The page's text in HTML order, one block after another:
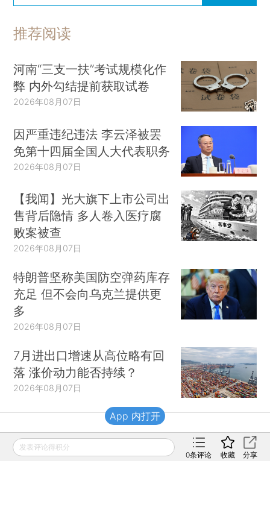
推荐阅读
河南“三支一扶”考试规模化作
弊 内外勾结提前获取试卷
2026年08月07日
因严重违纪违法 李云泽被罢
免第十四届全国人大代表职务
2026年08月07日
【我闻】光大旗下上市公司出
售背后隐情 多人卷入医疗腐
败案被查
2026年08月07日
特朗普坚称美国防空弹药库存
充足 但不会向乌克兰提供更
多
2026年08月07日
7月进出口增速从高位略有回
落 涨价动力能否持续？
2026年08月07日
财新移动
发表评论得积分
0条评论 收藏 分享
App 内打开